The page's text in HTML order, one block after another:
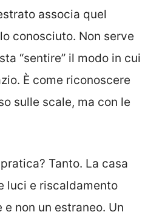
associa quel
conosciuto. Non serve
“sentire” il modo in cui
È come riconoscere
sulle scale, ma con le
Tanto. La casa
luci e riscaldamento
e non un estraneo. Un